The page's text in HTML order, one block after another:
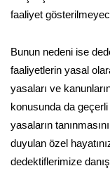
faaliyet
Bunun nedeni ise
faaliyetlerin yasal
yasaları ve
konusunda da
yasaların
duyulan özel
dedektiflerimize